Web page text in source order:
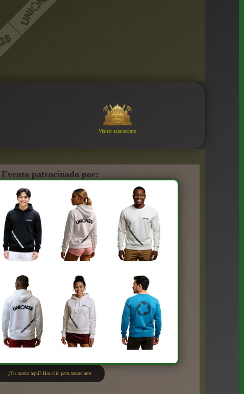
Visitar sala/recinto
Evento patrocinado por:
¿Tu marca aquí? Haz clic para anunciarte.